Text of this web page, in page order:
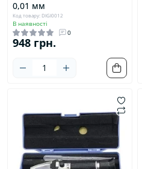
0,01 мм
Код товару: DIGI0012
В наявності
0
948 грн.